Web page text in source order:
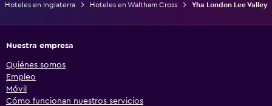
Hoteles en Inglaterra
Hoteles en Waltham Cross Yha London Lee Valley
Nuestra empresa
Quiénes somos
Empleo
Móvil
Cómo funcionan nuestros servicios